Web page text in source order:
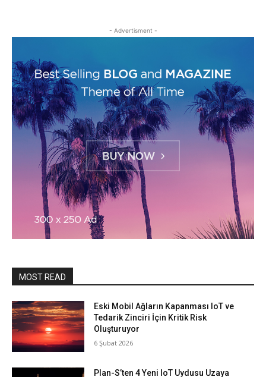
- Advertisment -
MOST READ
Eski Mobil Ağların Kapanması IoT ve
Tedarik Zinciri İçin Kritik Risk
Oluşturuyor
6 Şubat 2026
Plan-S’ten 4 Yeni IoT Uydusu Uzaya